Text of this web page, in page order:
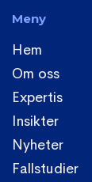
Meny
Hem
Om oss
Expertis
Insikter
Nyheter
Fallstudier